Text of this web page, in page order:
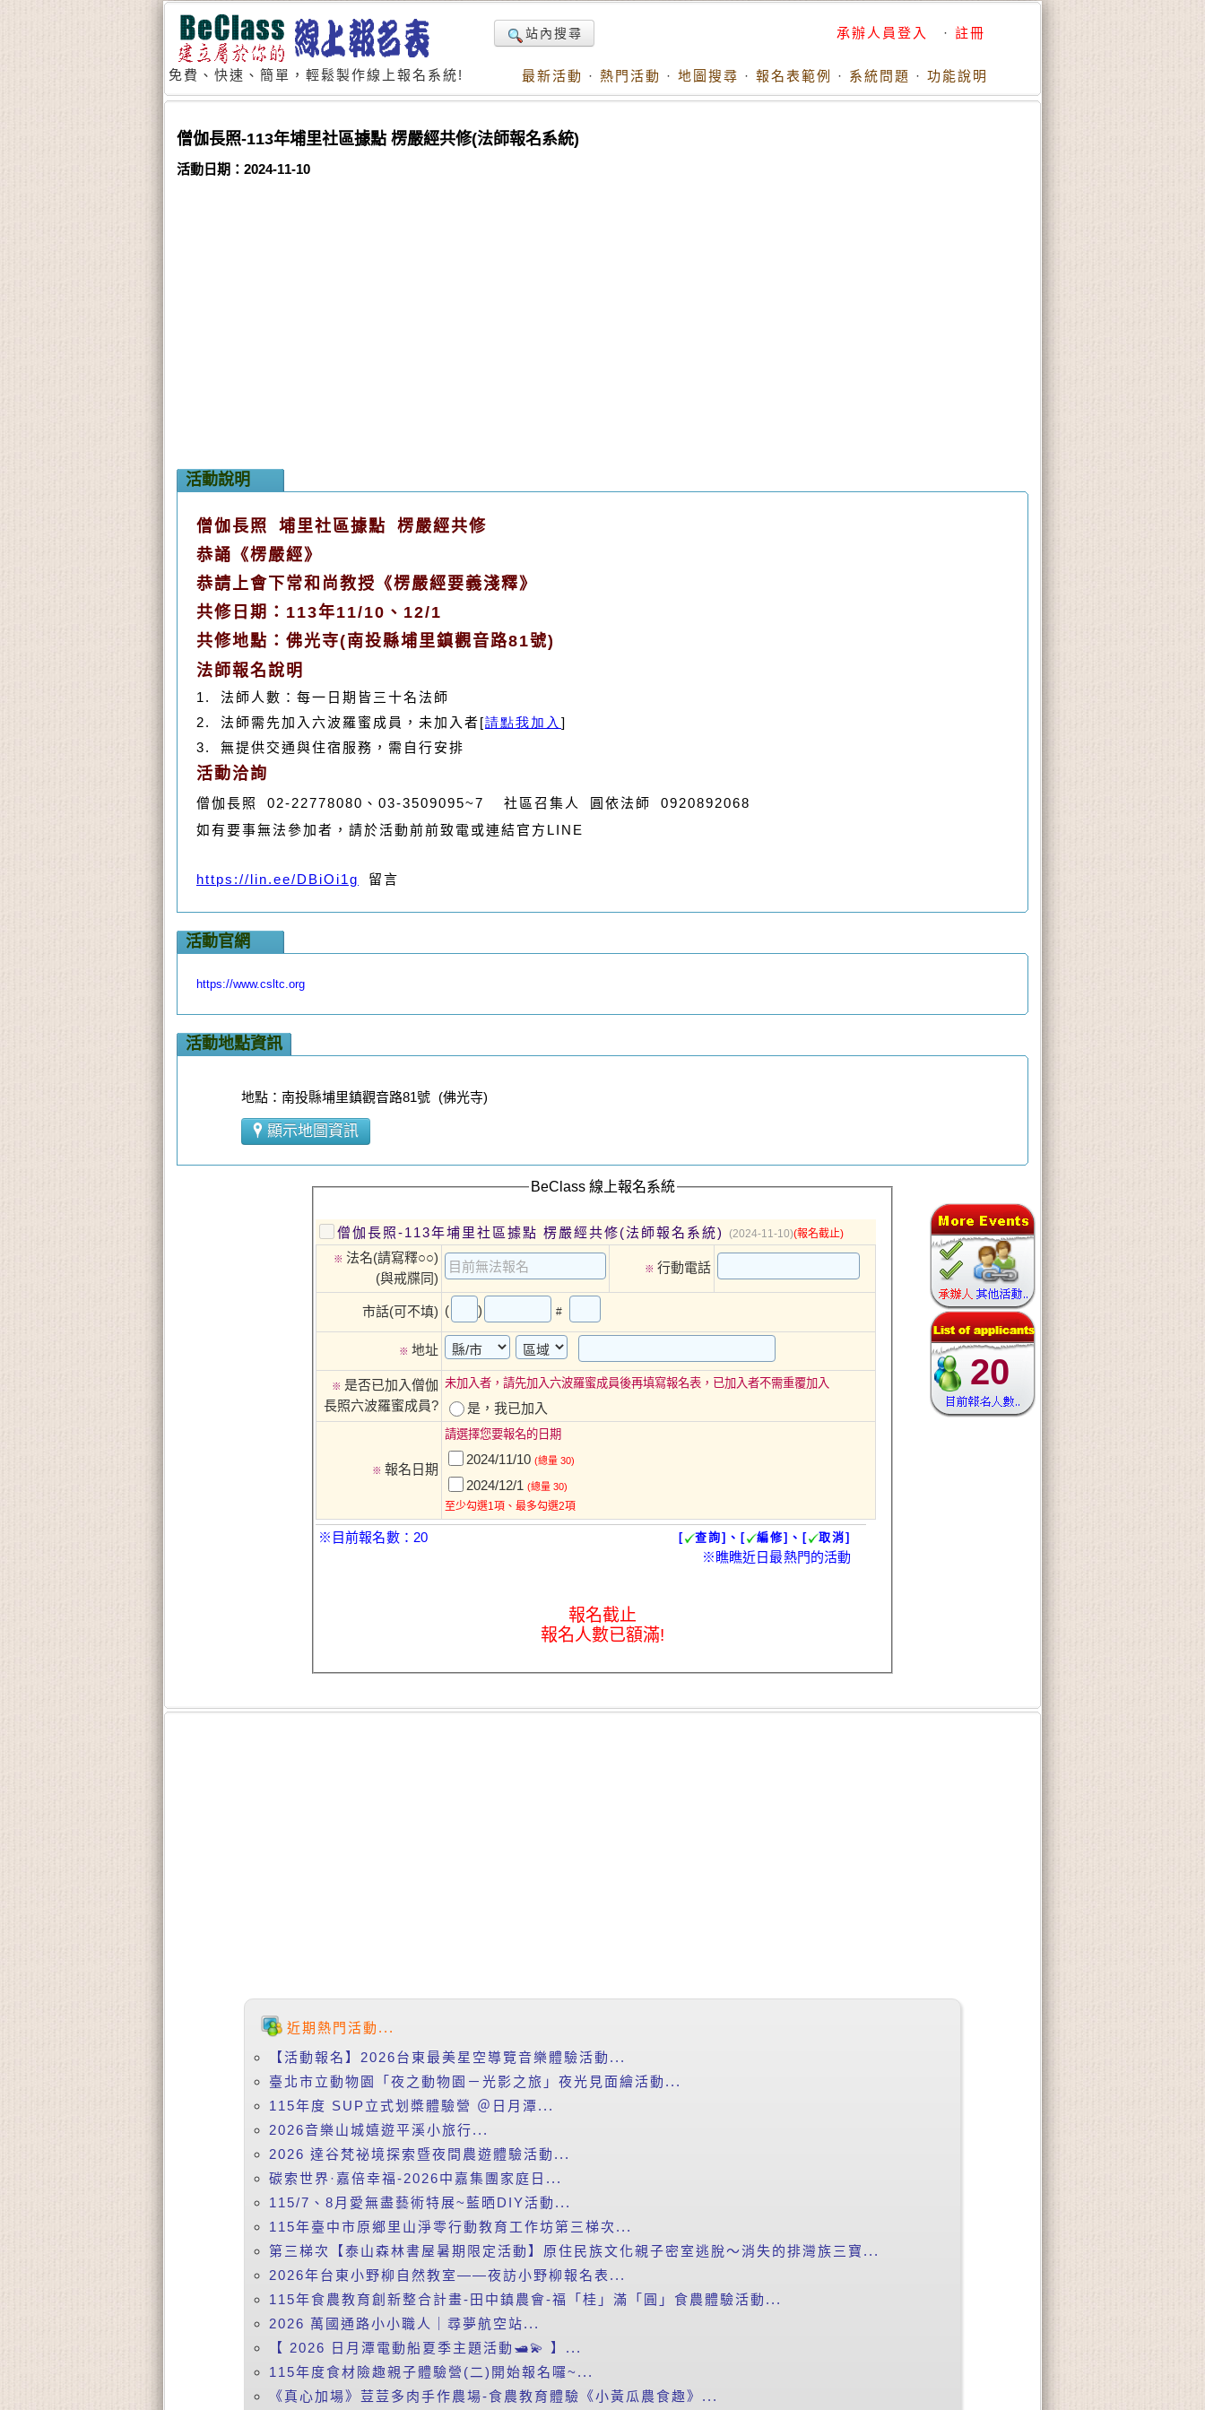
免費、快速、簡單，輕鬆製作線上報名系統!
站內搜尋 承辦人員登入 · 註冊
最新活動 · 熱門活動 · 地圖搜尋 · 報名表範例 · 系統問題 · 功能說明
僧伽長照-113年埔里社區據點 楞嚴經共修(法師報名系統)
活動日期：2024-11-10
活動說明
僧伽長照 埔里社區據點 楞嚴經共修
恭誦《楞嚴經》
恭請上會下常和尚教授《楞嚴經要義淺釋》
共修日期：113年11/10、12/1
共修地點： 佛光寺(南投縣埔里鎮觀音路81號)
法師報名說明
1. 法師人數：每一日期皆三十名法師
2. 法師需先加入六波羅蜜成員，未加入者[請點我加入 ]
3. 無提供交通與住宿服務，需自行安排
活動洽詢
僧伽長照 02-22778080、03-3509095~7 社區召集人 圓依法師 0920892068
如有要事無法參加者，請於活動前前致電或連結官方 LINE
https://lin.ee/DBiOi1g 留言
活動官網
https://www.csltc.org
活動地點資訊
地點：南投縣埔里鎮觀音路81號 (佛光寺)
顯示地圖資訊
20
BeClass 線上報名系統
僧伽長照-113年埔里社區據點 楞嚴經共修(法師報名系統) (2024-11-10)(報名截止)
※ 法名(請寫釋○○)
(與戒牒同)
※ 行動電話
市話(可不填) ( ) #
※ 地址
※ 是否已加入僧伽
長照六波羅蜜成員?
未加入者，請先加入六波羅蜜成員後再填寫報名表，已加入者不需重覆加入
是，我已加入
※ 報名日期
請選擇您要報名的日期
2024/11/10 (總量 30)
2024/12/1 (總量 30)
至少勾選1項、最多勾選2項
※目前報名數：20 [ 查詢]、[ 編修]、[ 取消]
※瞧瞧近日最熱門的活動
報名截止
報名人數已額滿!
近期熱門活動...
【活動報名】2026台東最美星空導覽音樂體驗活動...
臺北市立動物園「夜之動物園－光影之旅」夜光見面繪活動...
115年度 SUP立式划槳體驗營 ＠日月潭...
2026音樂山城嬉遊平溪小旅行...
2026 達谷梵祕境探索暨夜間農遊體驗活動...
碳索世界·嘉倍幸福-2026中嘉集團家庭日...
115/7、8月愛無盡藝術特展~藍晒DIY活動...
115年臺中市原鄉里山淨零行動教育工作坊第三梯次...
第三梯次【泰山森林書屋暑期限定活動】原住民族文化親子密室逃脫～消失的排灣族三寶...
2026年台東小野柳自然教室——夜訪小野柳報名表...
115年食農教育創新整合計畫-田中鎮農會-福「桂」滿「圓」食農體驗活動...
2026 萬國通路小小職人｜尋夢航空站...
【 2026 日月潭電動船夏季主題活動🛥️💫 】...
115年度食材險趣親子體驗營(二)開始報名囉~...
《真心加場》荳荳多肉手作農場-食農教育體驗《小黃瓜農食趣》...